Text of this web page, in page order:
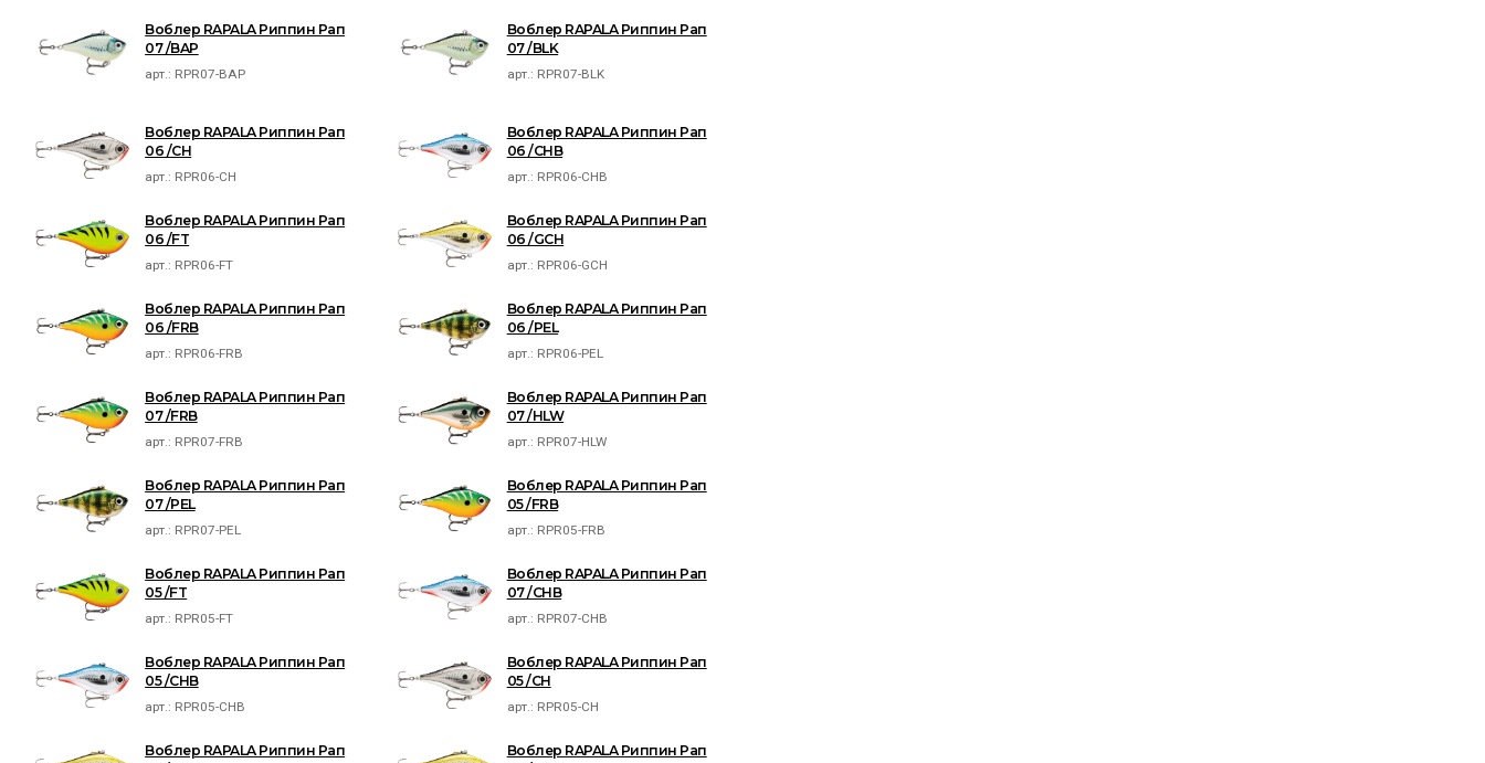
Воблер RAPALA Риппин Рап
07 /BAP
арт.: RPR07-BAP
Воблер RAPALA Риппин Рап
07 /BLK
арт.: RPR07-BLK
Воблер RAPALA Риппин Рап
06 /CH
арт.: RPR06-CH
Воблер RAPALA Риппин Рап
06 /CHB
арт.: RPR06-CHB
Воблер RAPALA Риппин Рап
06 /FT
арт.: RPR06-FT
Воблер RAPALA Риппин Рап
06 /GCH
арт.: RPR06-GCH
Воблер RAPALA Риппин Рап
06 /FRB
арт.: RPR06-FRB
Воблер RAPALA Риппин Рап
06 /PEL
арт.: RPR06-PEL
Воблер RAPALA Риппин Рап
07 /FRB
арт.: RPR07-FRB
Воблер RAPALA Риппин Рап
07 /HLW
арт.: RPR07-HLW
Воблер RAPALA Риппин Рап
07 /PEL
арт.: RPR07-PEL
Воблер RAPALA Риппин Рап
05 /FRB
арт.: RPR05-FRB
Воблер RAPALA Риппин Рап
05 /FT
арт.: RPR05-FT
Воблер RAPALA Риппин Рап
07 /CHB
арт.: RPR07-CHB
Воблер RAPALA Риппин Рап
05 /CHB
арт.: RPR05-CHB
Воблер RAPALA Риппин Рап
05 /CH
арт.: RPR05-CH
Воблер RAPALA Риппин Рап
Воблер RAPALA Риппин Рап